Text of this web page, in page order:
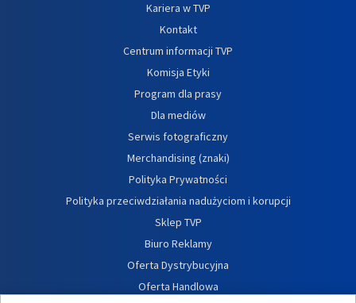
Kariera w TVP
Kontakt
Centrum informacji TVP
Komisja Etyki
Program dla prasy
Dla mediów
Serwis fotograficzny
Merchandising (znaki)
Polityka Prywatności
Polityka przeciwdziałania nadużyciom i korupcji
Sklep TVP
Biuro Reklamy
Oferta Dystrybucyjna
Oferta Handlowa